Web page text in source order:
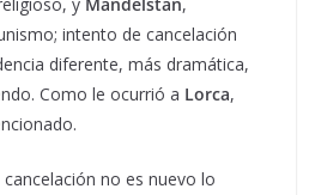
intento de cancelación
diferente, más dramática,
Como le ocurrió a Lorca,
no es nuevo lo